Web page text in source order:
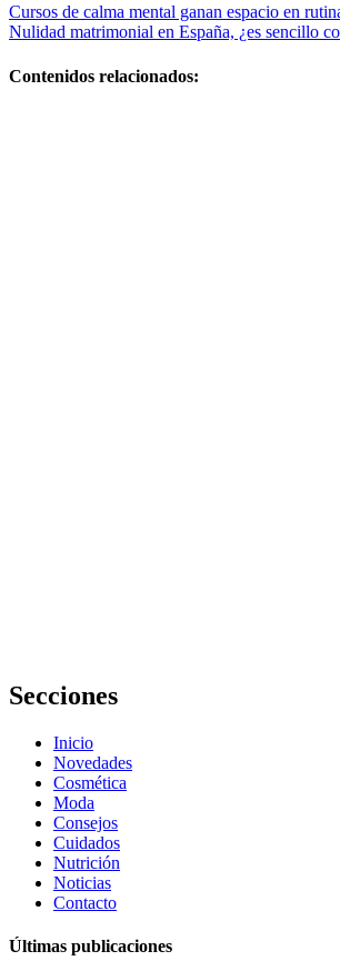
Navegación
de
entradas
Cursos de calma mental ganan espacio en
Nulidad matrimonial en España, ¿es sencillo
Contenidos relacionados:
Secciones
Inicio
Novedades
Cosmética
Moda
Consejos
Cuidados
Nutrición
Noticias
Contacto
Últimas publicaciones